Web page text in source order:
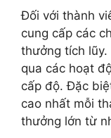
Đối với thành
cung cấp các
thưởng tích
qua các hoạt
cấp độ. Đặc
cao nhất mỗi
thưởng lớn từ